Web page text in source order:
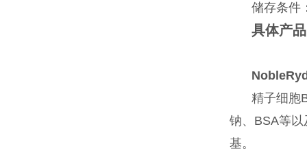
储存条件
具体产
精子细胞
钠、BSA等
基。